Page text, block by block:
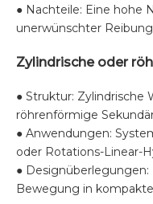
● Nachteile: Eine hohe
unerwünschter
Zylindrische oder
● Struktur: Zylindrische
röhrenförmige
● Anwendungen:
oder Rotations-Linear-
●
Bewegung in